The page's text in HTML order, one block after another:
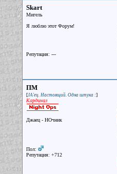
Skart
Мигель
Я люблю этот Форум!
Репутация: ---
ПМ
[JA'ец. Настоящий. Одна штука :]
Кардинал
Джаец - НОчник
Пол:
Репутация: +712